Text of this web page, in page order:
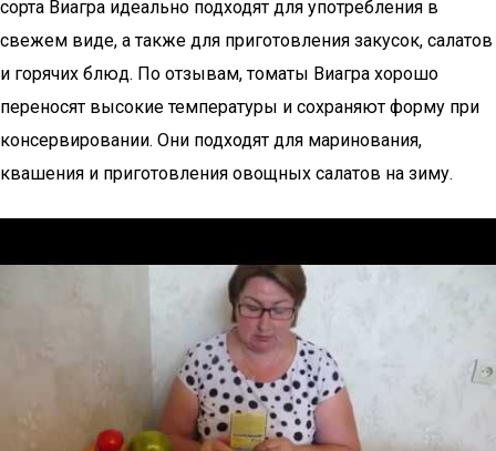
сорта Виагра идеально подходят для употребления в
свежем виде, а также для приготовления закусок, салатов
и горячих блюд. По отзывам, томаты Виагра хорошо
переносят высокие температуры и сохраняют форму при
консервировании. Они подходят для маринования,
квашения и приготовления овощных салатов на зиму.